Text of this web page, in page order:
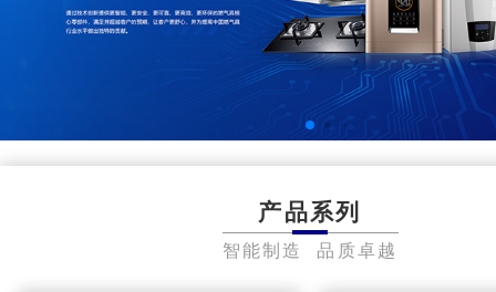
产品系列
智能制造 品质卓越